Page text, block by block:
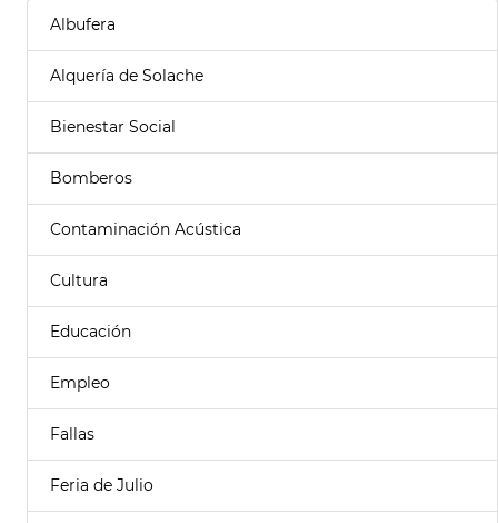
Albufera
Alquería de Solache
Bienestar Social
Bomberos
Contaminación Acústica
Cultura
Educación
Empleo
Fallas
Feria de Julio